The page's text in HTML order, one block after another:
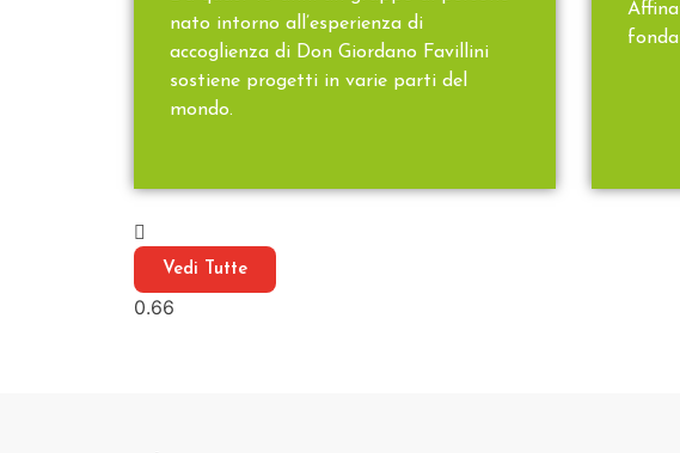
nato intorno all’esperienza di
accoglienza di Don Giordano Favillini
sostiene progetti in varie parti del
mondo.
Vedi Tutte